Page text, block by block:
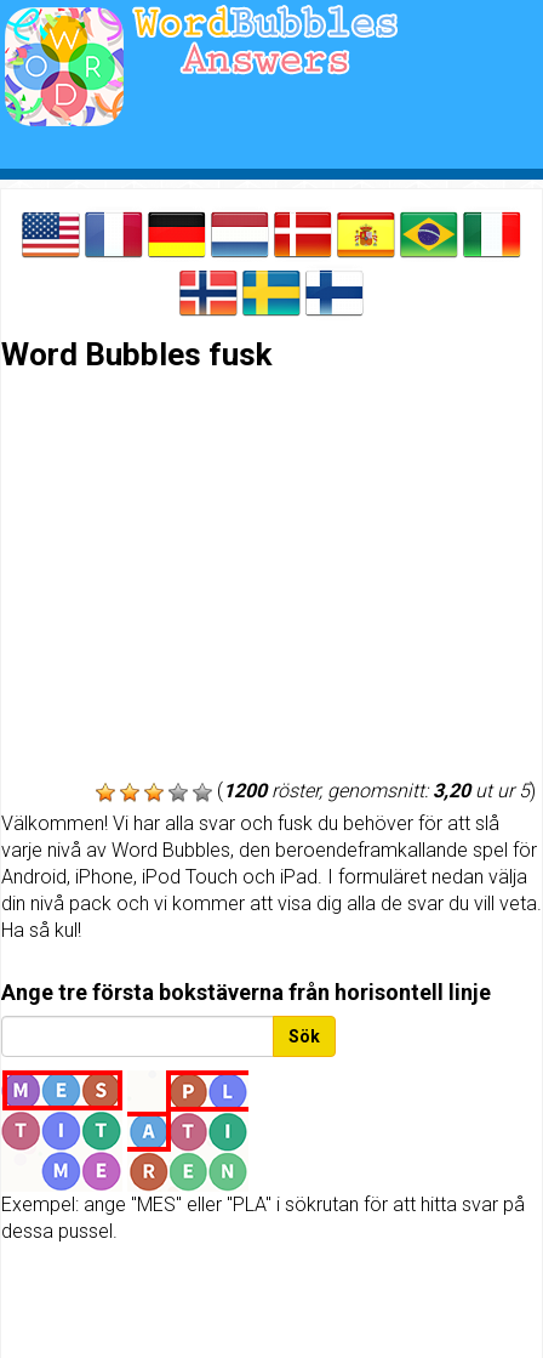
Word Bubbles fusk
(1200röster, genomsnitt:3,20ut ur 5)
Välkommen! Vi har alla svar och fusk du behöver för att slå
varje nivå av Word Bubbles, den beroendeframkallande spel för
Android, iPhone, iPod Touch och iPad. I formuläret nedan välja
din nivå pack och vi kommer att visa dig alla de svar du vill veta.
Ha så kul!
Ange tre första bokstäverna från horisontell linje
Sök
Exempel: ange "MES" eller "PLA" i sökrutan för att hitta svar på
dessa pussel.